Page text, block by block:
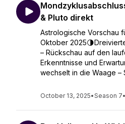
& Pluto direkt
Astrologische Vorschau
Oktober
– Rückschau auf den
Erkenntnisse und
wechselt in die Waage –
October 13, 2025•Season 7•